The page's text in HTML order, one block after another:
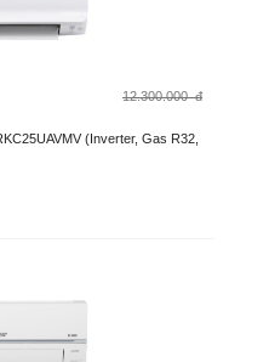
12.300.000 đ
(Inverter, Gas R32,